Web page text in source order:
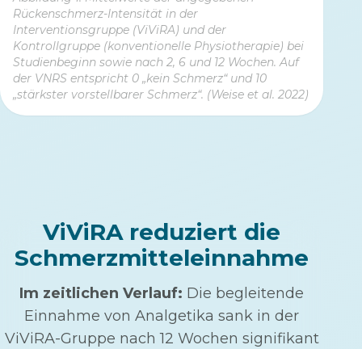
Rückenschmerz-Intensität in der
Interventionsgruppe (ViViRA) und der
Kontrollgruppe (konventionelle Physiotherapie) bei
Studienbeginn sowie nach 2, 6 und 12 Wochen. Auf
der VNRS entspricht 0 „kein Schmerz“ und 10
„stärkster vorstellbarer Schmerz“. (Weise et al. 2022)
ViViRA reduziert die
Schmerzmitteleinnahme
Im zeitlichen Verlauf: Die begleitende
Einnahme von Analgetika sank in der
ViViRA-Gruppe nach 12 Wochen signifikant